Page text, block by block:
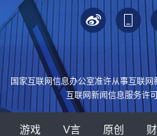
国家互联网信息办公室准许从事互联
互联网新闻信息服务许
游戏 V言 原创